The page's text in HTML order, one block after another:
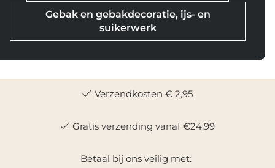
Gebak en gebakdecoratie, ijs- en
suikerwerk
Verzendkosten € 2,95
Gratis verzending vanaf €24,99
Betaal bij ons veilig met: